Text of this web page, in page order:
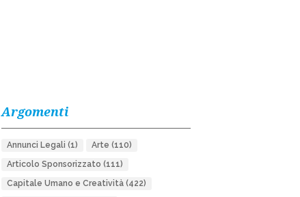
Argomenti
Annunci Legali (1) Arte (110)
Articolo Sponsorizzato (111)
Capitale Umano e Creatività(422)